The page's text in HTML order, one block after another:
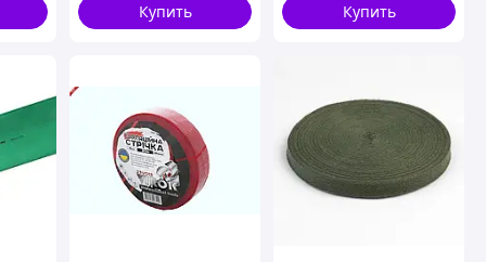
Купить
Купить